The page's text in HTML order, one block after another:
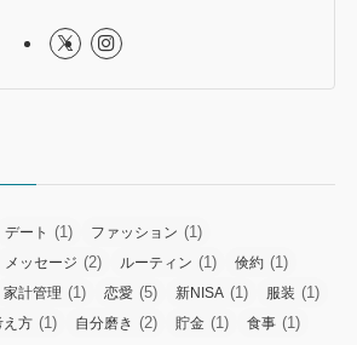
デート (1) ファッション (1)
メッセージ (2) ルーティン (1) 倹約 (1)
家計管理 (1) 恋愛 (5) 新NISA (1) 服装 (1)
え方 (1) 自分磨き (2) 貯金 (1) 食事 (1)